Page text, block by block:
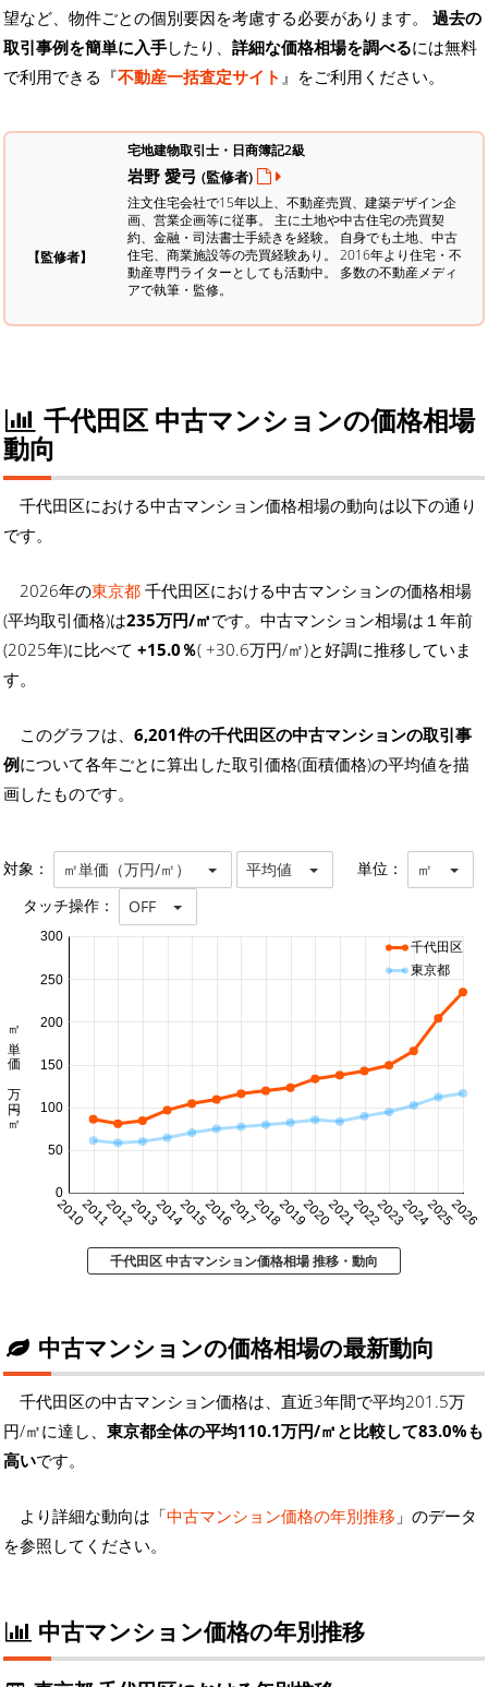
望など、物件ごとの個別要因を考慮する必要があります。 過去の
取引事例を簡単に入手したり、 詳細な価格相場を調べるには無料
で利用できる『不動産一括査定サイト 』をご利用ください。
【監修者】
宅地建物取引士・日商簿記2級
岩野 愛弓 (監修者)
注文住宅会社で15年以上、不動産売買、建築デザイン企
画、営業企画等に従事。 主に土地や中古住宅の売買契
約、金融・司法書士手続きを経験。 自身でも土地、中古
住宅、商業施設等の売買経験あり。 2016年より住宅・不
動産専門ライターとしても活動中。 多数の不動産メディ
アで執筆・監修。
千代田区 中古マンションの価格相場
動向
千代田区における中古マンション価格相場の動向は以下の通り
です。
2026年の東京都 千代田区における中古マンションの価格相場
(平均取引価格)は235万円/㎡です。中古マンション相場は１年前
(2025年)に比べて +15.0％( +30.6万円/㎡)と好調に推移していま
す。
このグラフは、 6,201件の千代田区の中古マンションの取引事
例について各年ごとに算出した取引価格(面積価格)の平均値を描
画したものです。
対象： ㎡単価（万円/㎡） 平均値 単位： ㎡
タッチ操作： OFF
20102011201220132014201520162017201820192020202120222023202420252026
0
50
100
150
200
250
300
㎡単価 万円/㎡
千代田区
東京都
千代田区 中古マンション価格相場 推移・動向
中古マンションの価格相場の最新動向
千代田区の中古マンション価格は、直近3年間で平均201.5万
円/㎡に達し、 東京都全体の平均110.1万円/㎡と比較して83.0%も
高いです。
より詳細な動向は「中古マンション価格の年別推移 」のデータ
を参照してください。
中古マンション価格の年別推移